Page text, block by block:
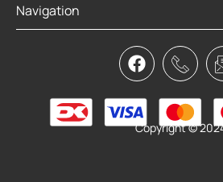
34.499,00kr.
Vælg muligheder
Navigation
Copyright ©